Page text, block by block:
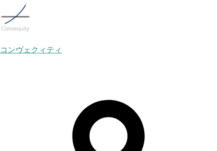
コンヴェクィティ